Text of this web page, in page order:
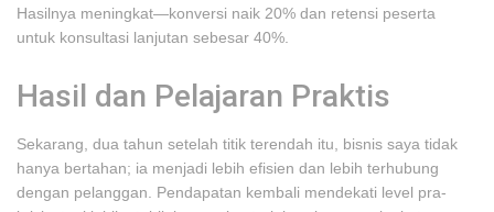
Hasilnya meningkat—konversi naik 20% dan retensi peserta
untuk konsultasi lanjutan sebesar 40%.
Hasil dan Pelajaran Praktis
Sekarang, dua tahun setelah titik terendah itu, bisnis saya tidak
hanya bertahan; ia menjadi lebih efisien dan lebih terhubung
dengan pelanggan. Pendapatan kembali mendekati level pra-